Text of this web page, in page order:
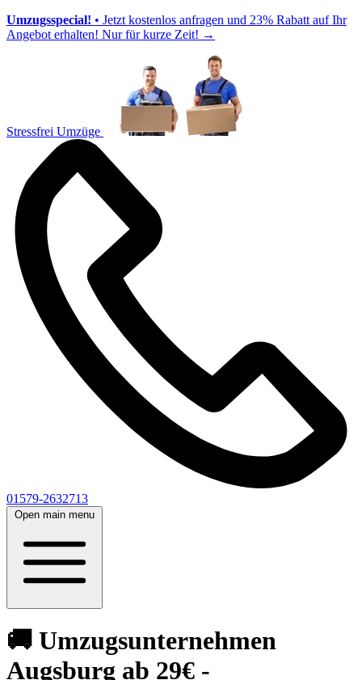
Umzugsspecial! • Jetzt kostenlos anfragen und 23% Rabatt auf Ihr
Angebot erhalten! Nur für kurze Zeit! →
Stressfrei Umzüge
01579-2632713
Open main menu
🚚 Umzugsunternehmen
Augsburg ab 29€ -